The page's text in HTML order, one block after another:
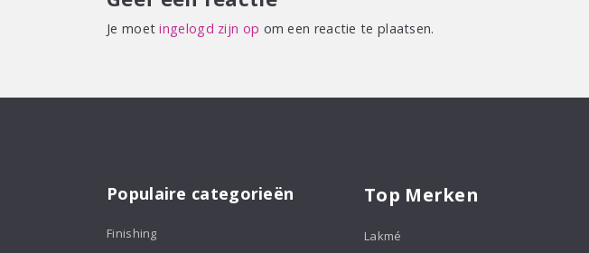
Je moetingelogd zijn op om een reactie te plaatsen.
Populaire categorieën
Finishing
Top Merken
Lakmé